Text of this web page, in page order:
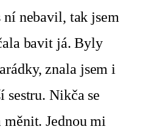
ní nebavil, tak jsem
bavit já. Byly
znala jsem i
sestru. Nikča se
měnit. Jednou mi